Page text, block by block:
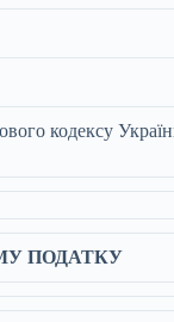
кодексу
ПОДАТКУ